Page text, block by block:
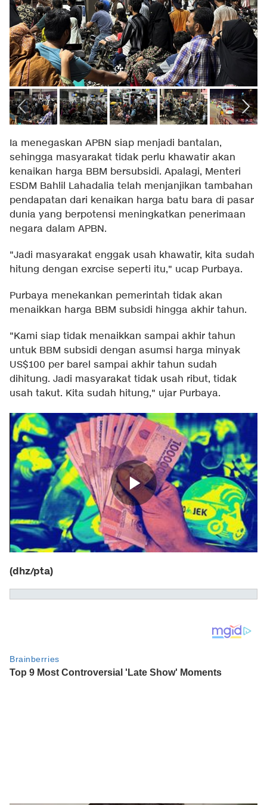
Ia menegaskan APBN siap menjadi bantalan,
sehingga masyarakat tidak perlu khawatir akan
kenaikan harga BBM bersubsidi. Apalagi, Menteri
ESDM Bahlil Lahadalia telah menjanjikan tambahan
pendapatan dari kenaikan harga batu bara di pasar
dunia yang berpotensi meningkatkan penerimaan
negara dalam APBN.
"Jadi masyarakat enggak usah khawatir, kita sudah
hitung dengan exrcise seperti itu," ucap Purbaya.
Purbaya menekankan pemerintah tidak akan
menaikkan harga BBM subsidi hingga akhir tahun.
"Kami siap tidak menaikkan sampai akhir tahun
untuk BBM subsidi dengan asumsi harga minyak
US$100 per barel sampai akhir tahun sudah
dihitung. Jadi masyarakat tidak usah ribut, tidak
usah takut. Kita sudah hitung," ujar Purbaya.
(dhz/pta)